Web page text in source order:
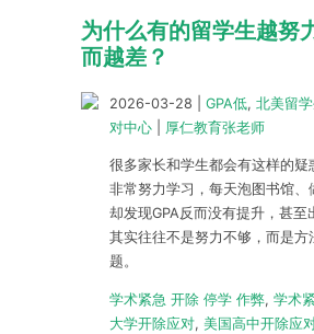
为什么有的留学生越努
而越差？
2026-03-28 GPA低, 北美留
对中心
厚仁教育张老师
很多家长和学生都会有这样的疑
非常努力学习，每天泡图书馆、
却发现GPA反而没有提升，甚至
其实往往不是努力不够，而是方
题。
学术紧急 开除 停学 作弊, 学术
大学开除应对, 美国高中开除应